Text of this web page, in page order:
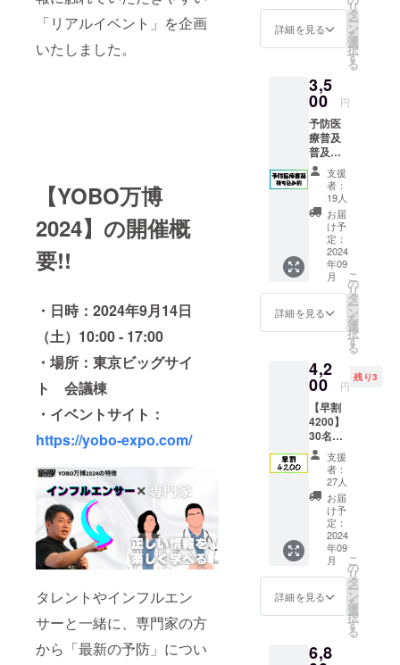
「リアルイベント」を企画
いたしました。
【YOBO万博
2024】の開催概
要!!
・日時：2024年9月14日
（土）10:00 - 17:00
・場所：東京ビッグサイ
ト 会議棟
・イベントサイト：
https://yobo-expo.com/
タレントやインフルエン
サーと一緒に、専門家の方
から「最新の予防」につい
のセミ
ナー
（全21
セッ
ン）に
参加可
能な
コース
です！
・日
時：
2024年
9月14日
（土曜
日）
10:00-
17:00
・場
所：東
京ビッ
グサイ
法：詳
細は
メール
でご連
絡いた
します
※会場ま
での交
通費や
滞在費
は各自
でご負
担くだ
さい
詳細を見る
リ
タ
ー
ン
を
選
択
す
る
3,5
00 円
予防医
療普及
普及協
会 監修
の書籍
をお持
ちの方
限定
で、お
安くチ
ケット
を購入
いただ
ける
コース
です！
のセミ
ナー
（全21
セッ
ショ
ン）に
参加可
能で
す。 ・
日時：
2024年
9月14日
（土曜
日）
10:00-
17:00
・場
ト 会
支援
者：
19人
お届
け予
定：
2024
年09
月
詳細を見る
こ
の
リ
タ
ー
ン
を
選
択
す
る
4,2
00 円
残り3
【早割
4200】
30名限
定で
4,200円
とお安
くチ
ケット
を購入
いただ
ける
コース
です！
全会場
のセミ
ナー
セッ
支援
者：
27人
お届
け予
定：
2024
年09
月
詳細を見る
こ
の
リ
タ
ー
ン
を
選
択
す
る
6,8